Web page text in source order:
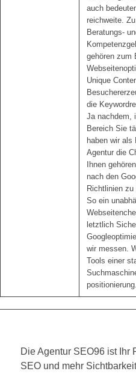
auch
reichweite.
Beratungs-
gehören zum
Unique
die
Ja nachdem,
Bereich Sie
haben wir als
Agentur die
Ihnen
nach den
Richtlinien zu
So ein
letztlich
wir messen.
Tools einer
positionierung.
Die Agentur SEO96 ist Ihr
SEO und mehr